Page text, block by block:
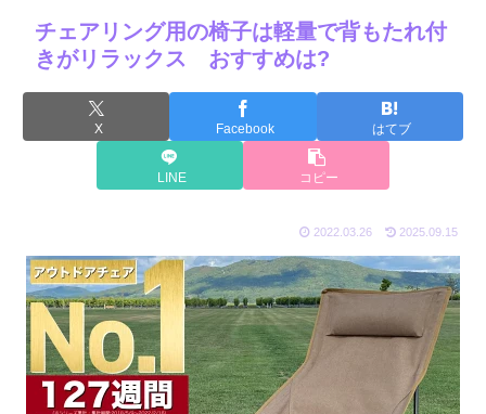
チェアリング用の椅子は軽量で背もたれ付
きがリラックス おすすめは?
X Facebook はてブ
LINE コピー
2022.03.26 2025.09.15